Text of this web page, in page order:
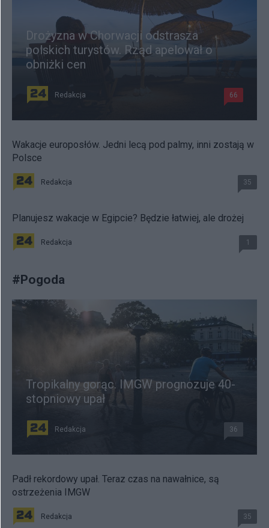
Drożyzna w Chorwacji odstrasza
polskich turystów. Rząd apelował o
obniżki cen
Redakcja 66
Wakacje europosłów. Jedni lecą pod palmy, inni zostają w
Polsce
Redakcja 35
Planujesz wakacje w Egipcie? Będzie łatwiej, ale drożej
Redakcja 1
#Pogoda
Tropikalny gorąc. IMGW prognozuje 40-
stopniowy upał
Redakcja 36
Padł rekordowy upał. Teraz czas na nawałnice, są
ostrzeżenia IMGW
Redakcja 35